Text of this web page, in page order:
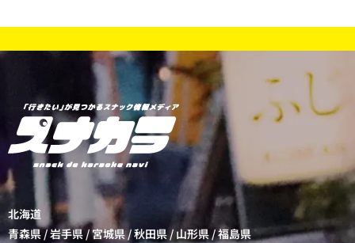
北海道
青森県/岩手県/宮城県/秋田県 / 山形県/福島県